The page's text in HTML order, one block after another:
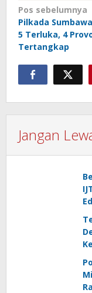
Navigasi
pos
Pos sebelumnya
Pilkada
5 Terluka, 4
Tertangkap
Jangan